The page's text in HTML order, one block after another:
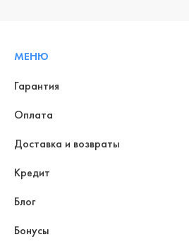
МЕНЮ
Гарантия
Оплата
Доставка и возвраты
Кредит
Блог
Бонусы